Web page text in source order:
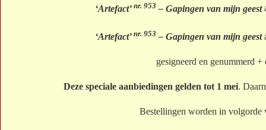
‘Artefact’ nr. 953 – Gapingen van mijn geest
‘Artefact’ nr. 953 – Gapingen van mijn geest
gesigneerd en genummerd
Deze speciale aanbiedingen gelden tot 1 mei.
Bestellingen worden in volgorde